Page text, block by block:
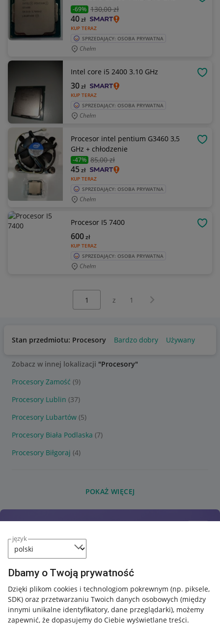
język
Dbamy o Twoją prywatność
Dzięki plikom cookies i technologiom pokrewnym (np. piksele,
SDK) oraz przetwarzaniu Twoich danych osobowych (między
innymi unikalne identyfikatory, dane przeglądarki), możemy
zapewnić, że dopasujemy do Ciebie wyświetlane treści.
-69% 130,00 zł
KUP TERAZ
40zł
SPRZEDAJĄCY: OSOBA PRYWATNA
Chełm
Intel core i5 2400 3.10 GHz
KUP TERAZ
30zł
SPRZEDAJĄCY: OSOBA PRYWATNA
Chełm
Procesor intel pentium G3460 3,5
GHz + chłodzenie
-47% 85,00 zł
KUP TERAZ
45zł
SPRZEDAJĄCY: OSOBA PRYWATNA
Chełm
Procesor I5 7400
KUP TERAZ
600zł
SPRZEDAJĄCY: OSOBA PRYWATNA
Chełm
z 1 Następna strona
Stan przedmiotu: Procesory Bardzo dobry Używany
Zobacz w innej lokalizacji "Procesory"
Procesory Zamość (9)
Procesory Lublin (37)
Procesory Lubartów (5)
Procesory Biała Podlaska (7)
Procesory Biłgoraj (4)
POKAŻ WIĘCEJ